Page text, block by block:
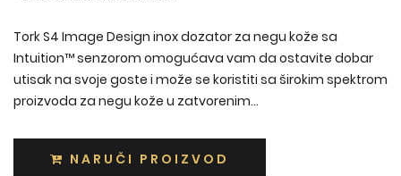
Tork S4 Image Design inox dozator za negu kože sa
Intuition™ senzorom omogućava vam da ostavite dobar
utisak na svoje goste i može se koristiti sa širokim spektrom
proizvoda za negu kože u zatvorenim...
NARUČI PROIZVOD